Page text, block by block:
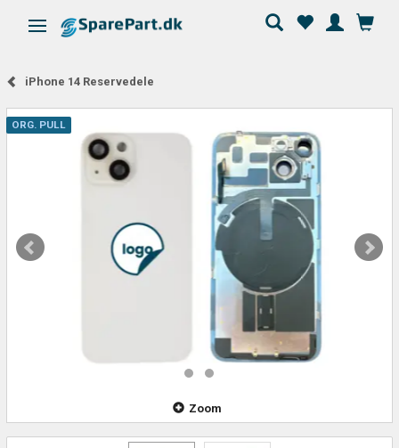
Skifte navigation
iPhone 14 Reservedele
ORG. PULL
Zoom